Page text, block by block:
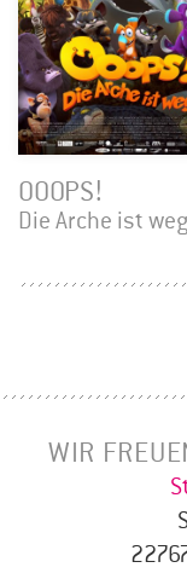
OOOPS!
Die Arche ist
WIR